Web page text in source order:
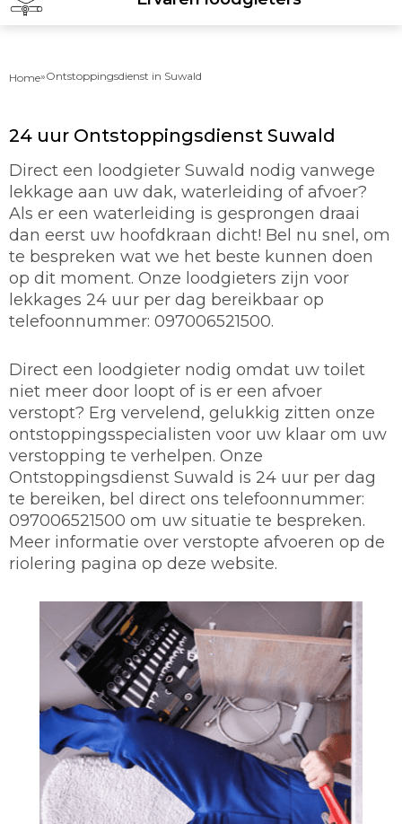
Home»Ontstoppingsdienst in Suwald
24 uur Ontstoppingsdienst Suwald
Direct een loodgieter Suwald nodig vanwege
lekkage aan uw dak, waterleiding of afvoer?
Als er een waterleiding is gesprongen draai
dan eerst uw hoofdkraan dicht! Bel nu snel, om
te bespreken wat we het beste kunnen doen
op dit moment. Onze loodgieters zijn voor
lekkages 24 uur per dag bereikbaar op
telefoonnummer: 097006521500.
Direct een loodgieter nodig omdat uw toilet
niet meer door loopt of is er een afvoer
verstopt? Erg vervelend, gelukkig zitten onze
ontstoppingsspecialisten voor uw klaar om uw
verstopping te verhelpen. Onze
Ontstoppingsdienst Suwald is 24 uur per dag
te bereiken, bel direct ons telefoonnummer:
097006521500 om uw situatie te bespreken.
Meer informatie over verstopte afvoeren op de
riolering pagina op deze website.